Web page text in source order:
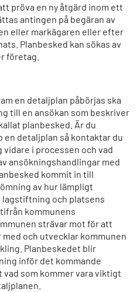
pröva en ny åtgärd inom ett
antingen på begäran av
eller markägaren eller efter
Planbesked kan sökas av
företag.
en detaljplan påbörjas ska
till en ansökan som beskriver
planbesked. Är du
detaljplan så kontaktar du
i processen och vad
ansökningshandlingar med
kommit in till
av hur lämpligt
och platsens
kommunens
strävar mot för att
och utvecklar kommunen
Planbeskedet blir
inför det kommande
som kommer vara viktigt